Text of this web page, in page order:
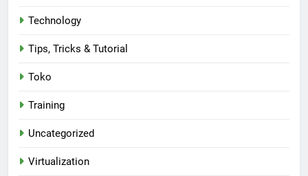
Technology
Tips, Tricks & Tutorial
Toko
Training
Uncategorized
Virtualization